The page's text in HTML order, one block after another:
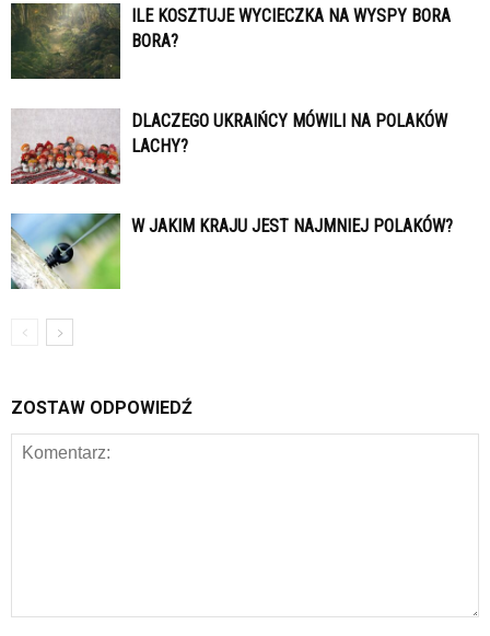
ILE KOSZTUJE WYCIECZKA NA WYSPY BORA
BORA?
DLACZEGO UKRAIŃCY MÓWILI NA POLAKÓW
LACHY?
W JAKIM KRAJU JEST NAJMNIEJ POLAKÓW?
ZOSTAW ODPOWIEDŹ